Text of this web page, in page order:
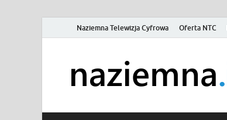
Naziemna Telewizja Cyfrowa Oferta NTC